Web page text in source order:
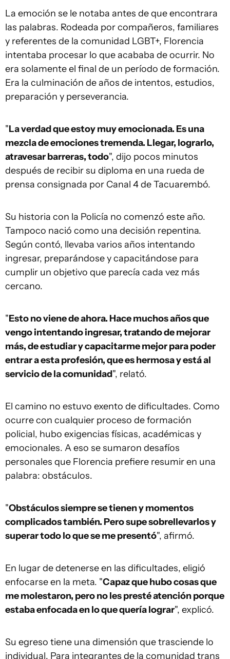
La emoción se le notaba antes de que encontrara
las palabras. Rodeada por compañeros, familiares
y referentes de la comunidad LGBT+, Florencia
intentaba procesar lo que acababa de ocurrir. No
era solamente el final de un período de formación.
Era la culminación de años de intentos, estudios,
preparación y perseverancia.
"La verdad que estoy muy emocionada. Es una
mezcla de emociones tremenda. Llegar, lograrlo,
atravesar barreras, todo", dijo pocos minutos
después de recibir su diploma en una rueda de
prensa consignada por Canal 4 de Tacuarembó.
Su historia con la Policía no comenzó este año.
Tampoco nació como una decisión repentina.
Según contó, llevaba varios años intentando
ingresar, preparándose y capacitándose para
cumplir un objetivo que parecía cada vez más
cercano.
"Esto no viene de ahora. Hace muchos años que
vengo intentando ingresar, tratando de mejorar
más, de estudiar y capacitarme mejor para poder
entrar a esta profesión, que es hermosa y está al
servicio de la comunidad", relató.
El camino no estuvo exento de dificultades. Como
ocurre con cualquier proceso de formación
policial, hubo exigencias físicas, académicas y
emocionales. A eso se sumaron desafíos
personales que Florencia prefiere resumir en una
palabra: obstáculos.
"Obstáculos siempre se tienen y momentos
complicados también. Pero supe sobrellevarlos y
superar todo lo que se me presentó", afirmó.
En lugar de detenerse en las dificultades, eligió
enfocarse en la meta. "Capaz que hubo cosas que
me molestaron, pero no les presté atención porque
estaba enfocada en lo que quería lograr", explicó.
Su egreso tiene una dimensión que trasciende lo
individual. Para integrantes de la comunidad trans